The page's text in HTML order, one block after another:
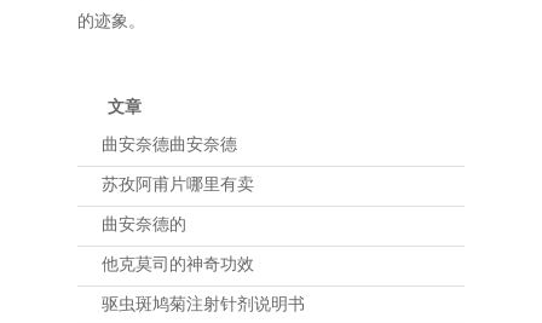
的迹象。
文章
曲安奈德曲安奈德
苏孜阿甫片哪里有卖
曲安奈德的
他克莫司的神奇功效
驱虫斑鸠菊注射针剂说明书